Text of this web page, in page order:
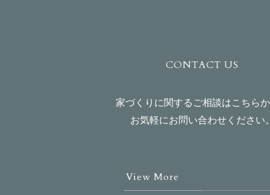
CONTACT US
家づくりに関するご相談はこちらか
お気軽にお問い合わせください。
View More